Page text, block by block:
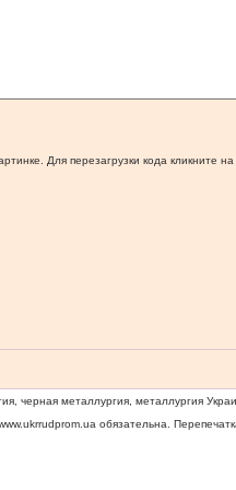
Для перезагрузки кода кликните на
черная металлургия, металлургия
обязательна.